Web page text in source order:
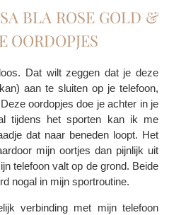
BLA ROSE GOLD &
OORDOPJES
Dat wilt zeggen dat je deze
aan te sluiten op je telefoon,
oordopjes doe je achter in je
tijdens het sporten kan ik me
dat naar beneden loopt. Het
mijn oortjes dan pijnlijk uit
telefoon valt op de grond. Beide
nogal in mijn sportroutine.
verbinding met mijn telefoon